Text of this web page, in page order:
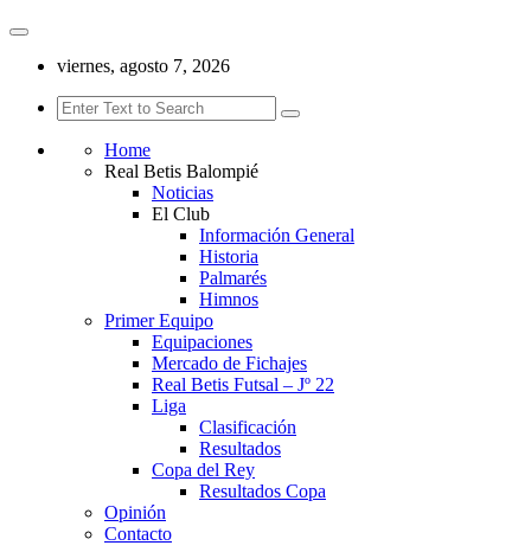
viernes, agosto 7, 2026
Home
Real Betis Balompié
Noticias
El Club
Información General
Historia
Palmarés
Himnos
Primer Equipo
Equipaciones
Mercado de Fichajes
Real Betis Futsal – Jº 22
Liga
Clasificación
Resultados
Copa del Rey
Resultados Copa
Opinión
Contacto